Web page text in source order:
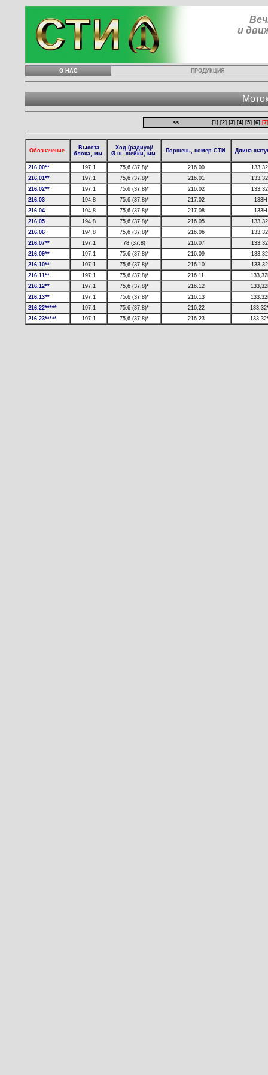
и
О НАС ПРОДУКЦИЯ
<< [1] [2] [3] [4] [5] [6]
Обозначение
Высота
блока, мм
Ход (радиус)/
Ø ш. шейки, мм
Поршень, номер СТИ Длина
216.00** 197,1 75,6 (37,8)* 216.00
216.01**
197,1 75,6 (37,8)* 216.01
216.02**
197,1 75,6 (37,8)* 216.02
216.03
194,8 75,6 (37,8)* 217.02
133Н
216.04
194,8 75,6 (37,8)* 217.08
133Н
216.05
194,8 75,6 (37,8)* 216.05
216.06
194,8 75,6 (37,8)* 216.06
216.07**
197,1 78 (37,8) 216.07
216.09**
197,1 75,6 (37,8)* 216.09
216.10**
197,1 75,6 (37,8)* 216.10
216.11**
197,1 75,6 (37,8)* 216.11
216.12**
197,1 75,6 (37,8)* 216.12
216.13**
197,1 75,6 (37,8)* 216.13
216.22*****
197,1 75,6 (37,8)* 216.22
216.23*****
197,1 75,6 (37,8)* 216.23